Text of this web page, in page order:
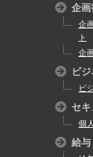
企画
企
ト
企
ビ
ビ
セ
個
給与